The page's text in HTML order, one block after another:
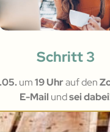
Schritt 3
um19 Uhrauf den
E-Mail undsei